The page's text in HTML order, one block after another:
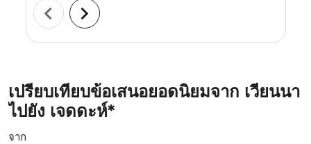
chevron_left chevron_right
เปรียบเทียบข้อเสนอยอดนิยมจาก เวียนนา
ไปยัง เจดดะห์*
จาก